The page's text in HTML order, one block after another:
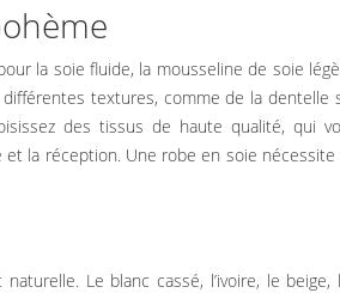
la soie fluide, la mousseline de soie
textures, comme de la dentelle
des tissus de haute qualité, qui
la réception. Une robe en soie nécessite
Le blanc cassé, l’ivoire, le beige,